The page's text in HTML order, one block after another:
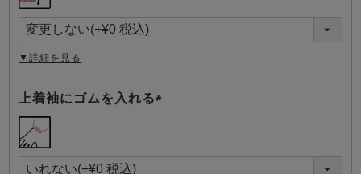
須
)
▼詳細を見る
上着袖にゴムを入れる
須